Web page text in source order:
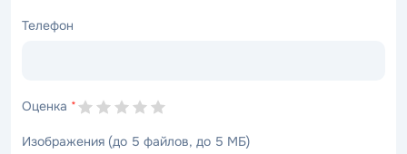
Телефон
Оценка *
Изображения (до 5 файлов, до 5 МБ)